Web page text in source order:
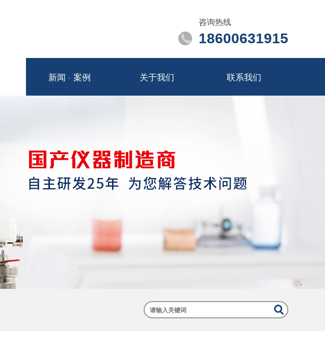
咨询热线
18600631915
新闻 · 案例 关于我们 联系我们